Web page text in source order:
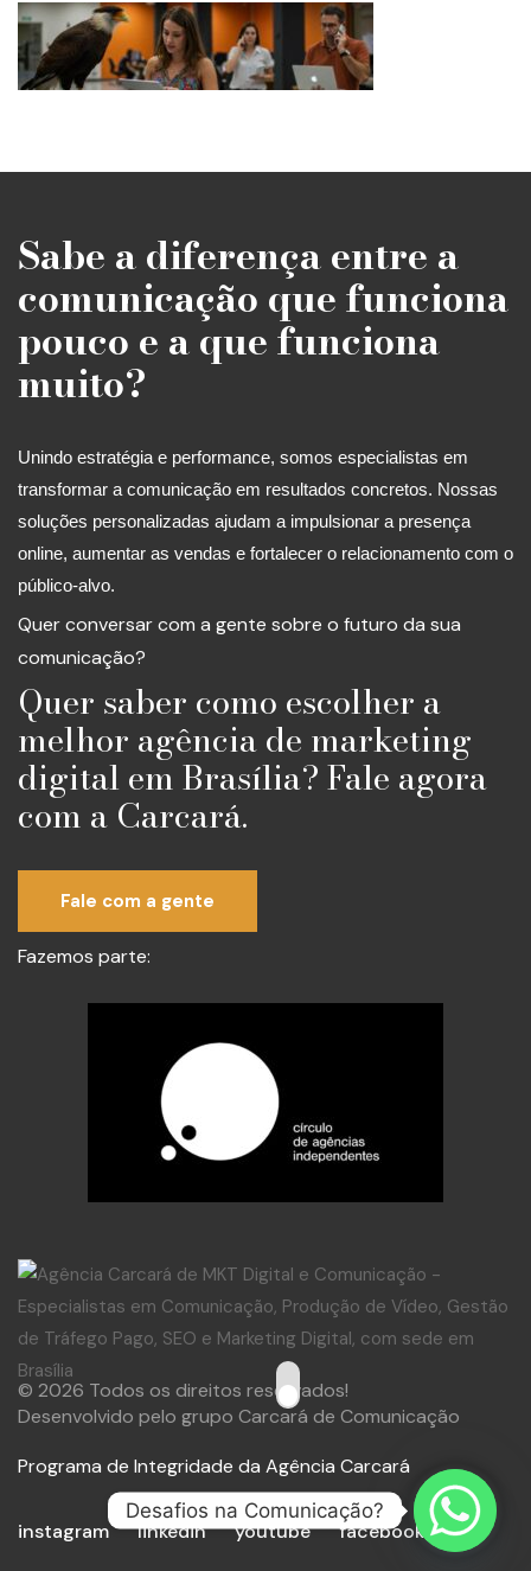
Sabe a diferença entre a
comunicação que funciona
pouco e a que funciona
muito?
Unindo estratégia e performance, somos especialistas em
transformar a comunicação em resultados concretos. Nossas
soluções personalizadas ajudam a impulsionar a presença
online, aumentar as vendas e fortalecer o relacionamento com o
público-alvo.
Quer conversar com a gente sobre o futuro da sua
comunicação?
Quer saber como escolher a
melhor agência de marketing
digital em Brasília? Fale agora
com a Carcará.
Fale com a gente
Fazemos parte:
© 2026 Todos os direitos reservados!
Desenvolvido pelo grupo Carcará de Comunicação
Programa de Integridade da Agência Carcará
instagram linkedin youtube facebook
Desafios na Comunicação?